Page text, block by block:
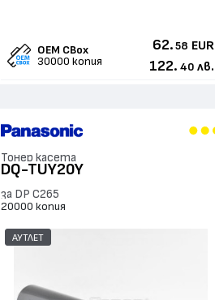
OEM CBox
30000 копия
62. 58 EUR
122. 40 лв.
Тонер касета
DQ-TUY20Y
за DP C265
20000 копия
АУТЛЕТ